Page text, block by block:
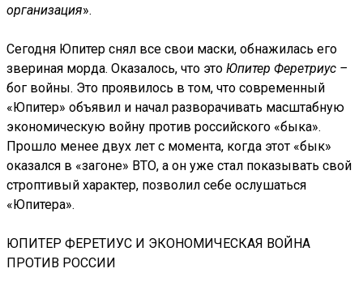
организация».
Сегодня Юпитер снял все свои маски, обнажилась его
звериная морда. Оказалось, что это Юпитер Феретриус –
бог войны. Это проявилось в том, что современный
«Юпитер» объявил и начал разворачивать масштабную
экономическую войну против российского «быка».
Прошло менее двух лет с момента, когда этот «бык»
оказался в «загоне» ВТО, а он уже стал показывать свой
строптивый характер, позволил себе ослушаться
«Юпитера».
ЮПИТЕР ФЕРЕТИУС И ЭКОНОМИЧЕСКАЯ ВОЙНА
ПРОТИВ РОССИИ